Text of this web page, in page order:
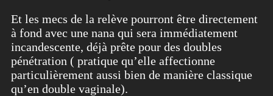
Et les mecs de la relève pourront être directement
à fond avec une nana qui sera immédiatement
incandescente, déjà prête pour des doubles
pénétration ( pratique qu’elle affectionne
particulièrement aussi bien de manière classique
qu’en double vaginale).